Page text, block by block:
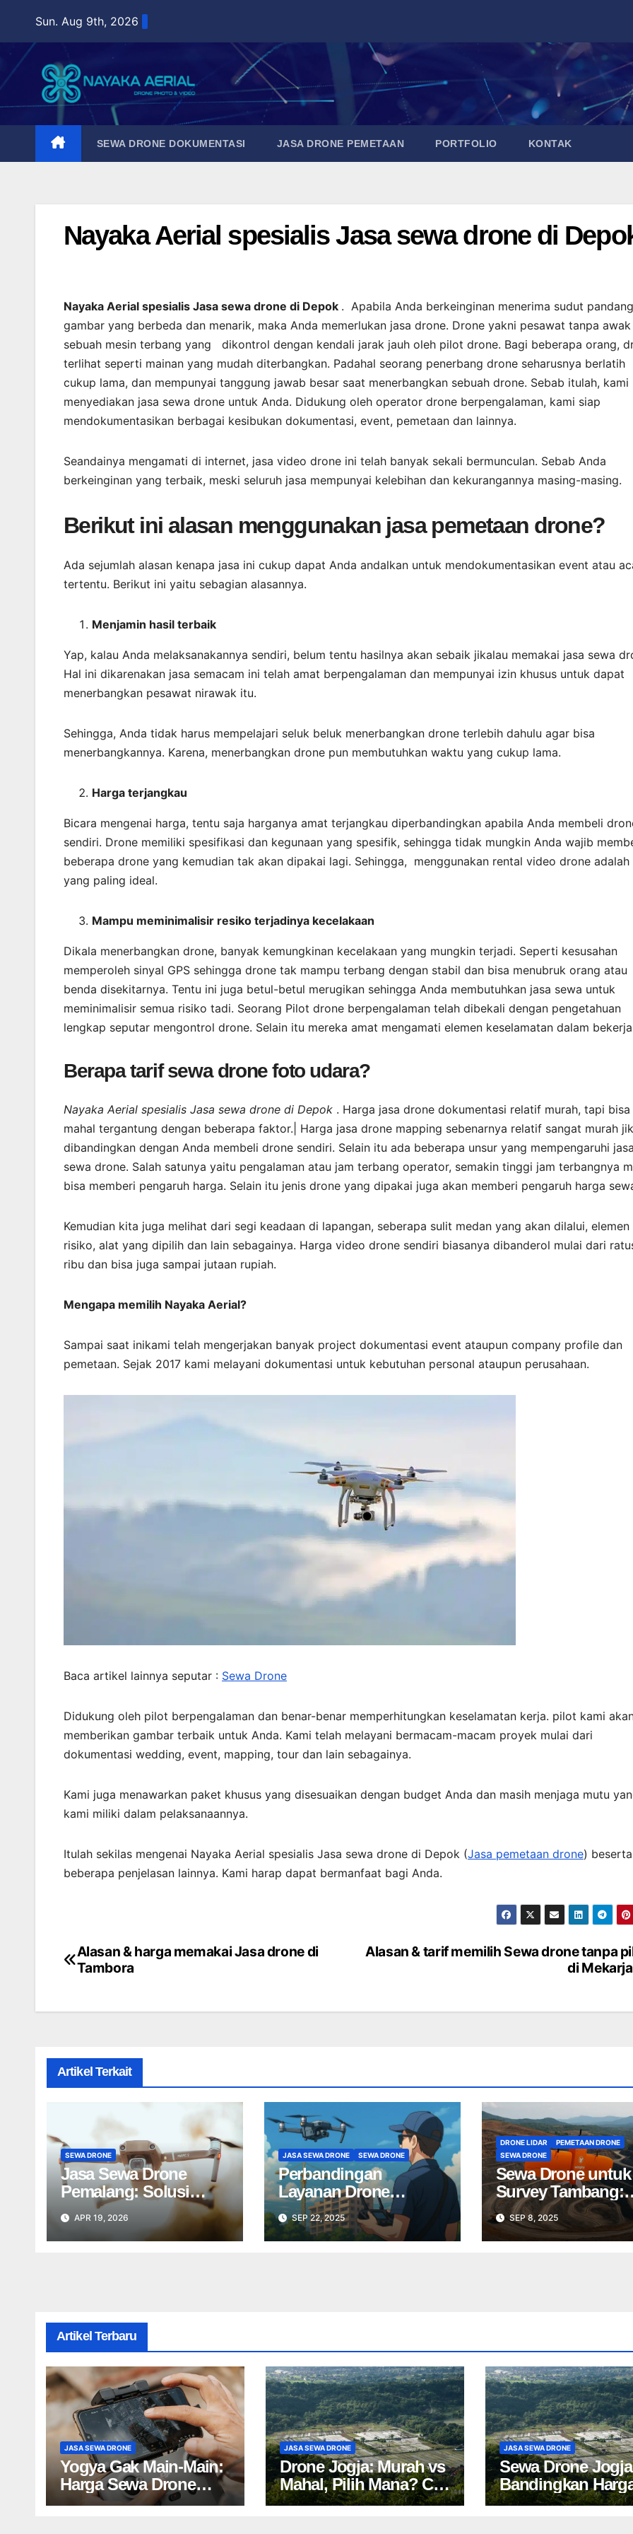
content
Sun. Aug 9th, 2026
SEWA DRONE DOKUMENTASI JASA DRONE PEMETAAN PORTFOLIO KONTAK
Nayaka Aerial spesialis Jasa sewa drone di
Nayaka Aerial spesialis Jasa sewa drone di Depok . Apabila Anda berkeinginan menerima sudut pandang
gambar yang berbeda dan menarik, maka Anda memerlukan jasa drone. Drone yakni pesawat tanpa
sebuah mesin terbang yang dikontrol dengan kendali jarak jauh oleh pilot drone. Bagi beberapa orang,
terlihat seperti mainan yang mudah diterbangkan. Padahal seorang penerbang drone seharusnya berlatih
cukup lama, dan mempunyai tanggung jawab besar saat menerbangkan sebuah drone. Sebab itulah, kami
menyediakan jasa sewa drone untuk Anda. Didukung oleh operator drone berpengalaman, kami siap
mendokumentasikan berbagai kesibukan dokumentasi, event, pemetaan dan lainnya.
Seandainya mengamati di internet, jasa video drone ini telah banyak sekali bermunculan. Sebab Anda
berkeinginan yang terbaik, meski seluruh jasa mempunyai kelebihan dan kekurangannya masing-masing.
Berikut ini alasan menggunakan jasa pemetaan drone?
Ada sejumlah alasan kenapa jasa ini cukup dapat Anda andalkan untuk mendokumentasikan event atau
tertentu. Berikut ini yaitu sebagian alasannya.
Menjamin hasil terbaik
Yap, kalau Anda melaksanakannya sendiri, belum tentu hasilnya akan sebaik jikalau memakai jasa sewa
Hal ini dikarenakan jasa semacam ini telah amat berpengalaman dan mempunyai izin khusus untuk dapat
menerbangkan pesawat nirawak itu.
Sehingga, Anda tidak harus mempelajari seluk beluk menerbangkan drone terlebih dahulu agar bisa
menerbangkannya. Karena, menerbangkan drone pun membutuhkan waktu yang cukup lama.
Harga terjangkau
Bicara mengenai harga, tentu saja harganya amat terjangkau diperbandingkan apabila Anda membeli
sendiri. Drone memiliki spesifikasi dan kegunaan yang spesifik, sehingga tidak mungkin Anda wajib
beberapa drone yang kemudian tak akan dipakai lagi. Sehingga, menggunakan rental video drone adalah
yang paling ideal.
Mampu meminimalisir resiko terjadinya kecelakaan
Dikala menerbangkan drone, banyak kemungkinan kecelakaan yang mungkin terjadi. Seperti kesusahan
memperoleh sinyal GPS sehingga drone tak mampu terbang dengan stabil dan bisa menubruk orang atau
benda disekitarnya. Tentu ini juga betul-betul merugikan sehingga Anda membutuhkan jasa sewa untuk
meminimalisir semua risiko tadi. Seorang Pilot drone berpengalaman telah dibekali dengan pengetahuan
lengkap seputar mengontrol drone. Selain itu mereka amat mengamati elemen keselamatan dalam
Berapa tarif sewa drone foto udara?
Nayaka Aerial spesialis Jasa sewa drone di Depok . Harga jasa drone dokumentasi relatif murah, tapi bisa
mahal tergantung dengan beberapa faktor.| Harga jasa drone mapping sebenarnya relatif sangat murah
dibandingkan dengan Anda membeli drone sendiri. Selain itu ada beberapa unsur yang mempengaruhi
sewa drone. Salah satunya yaitu pengalaman atau jam terbang operator, semakin tinggi jam terbangnya
bisa memberi pengaruh harga. Selain itu jenis drone yang dipakai juga akan memberi pengaruh harga
Kemudian kita juga melihat dari segi keadaan di lapangan, seberapa sulit medan yang akan dilalui, elemen
risiko, alat yang dipilih dan lain sebagainya. Harga video drone sendiri biasanya dibanderol mulai dari
ribu dan bisa juga sampai jutaan rupiah.
Mengapa memilih Nayaka Aerial?
Sampai saat inikami telah mengerjakan banyak project dokumentasi event ataupun company profile dan
pemetaan. Sejak 2017 kami melayani dokumentasi untuk kebutuhan personal ataupun perusahaan.
Baca artikel lainnya seputar : Sewa Drone
Didukung oleh pilot berpengalaman dan benar-benar memperhitungkan keselamatan kerja. pilot kami
memberikan gambar terbaik untuk Anda. Kami telah melayani bermacam-macam proyek mulai dari
dokumentasi wedding, event, mapping, tour dan lain sebagainya.
Kami juga menawarkan paket khusus yang disesuaikan dengan budget Anda dan masih menjaga mutu
kami miliki dalam pelaksanaannya.
Itulah sekilas mengenai Nayaka Aerial spesialis Jasa sewa drone di Depok (Jasa pemetaan drone) beserta
beberapa penjelasan lainnya. Kami harap dapat bermanfaat bagi Anda.
Post
Alasan & tarif memilih Sewa drone tanpa
di
Alasan & harga memakai Jasa drone di
Tambora
Artikel Terkait
SEWA DRONE
Jasa Sewa Drone
Pemalang: Solusi
Udara Kreatif untuk
Proyek Anda Tanpa
Batas】
APR 19, 2026
JASA SEWA DRONE SEWA DRONE
Perbandingan
Layanan Drone
Profesional: Pilih Jasa
Drone Terbaik untuk
Proyek Anda
SEP 22, 2025
DRONE LIDAR
PEMETAAN DRONE
SEWA DRONE
Sewa Drone untuk
Survey Tambang:
Mapping Tambang
Profesional Lebih
Cepat & Akurat
SEP 8, 2025
Artikel Terbaru
JASA SEWA DRONE
Yogya Gak Main-Main:
Harga Sewa Drone
Bikin Kaget!
JASA SEWA DRONE
Drone Jogja: Murah vs
Mahal, Pilih Mana? Cek
Harga Sewa Drone
JASA SEWA DRONE
Sewa Drone
Bandingkan
Tips Cuan 2024!